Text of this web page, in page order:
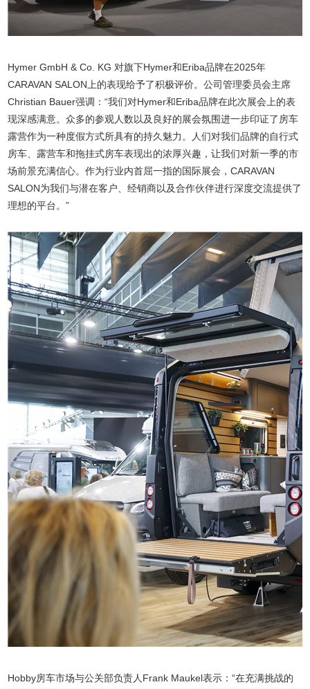
Hymer GmbH & Co. KG 对旗下Hymer和Eriba品牌在2025年
CARAVAN SALON上的表现给予了积极评价。公司管理委员会主席
Christian Bauer强调：“我们对Hymer和Eriba品牌在此次展会上的表
现深感满意。众多的参观人数以及良好的展会氛围进一步印证了房车
露营作为一种度假方式所具有的持久魅力。人们对我们品牌的自行式
房车、露营车和拖挂式房车表现出的浓厚兴趣，让我们对新一季的市
场前景充满信心。作为行业内首屈一指的国际展会，CARAVAN
SALON为我们与潜在客户、经销商以及合作伙伴进行深度交流提供了
理想的平台。”
Hobby房车市场与公关部负责人Frank Maukel表示：“在充满挑战的